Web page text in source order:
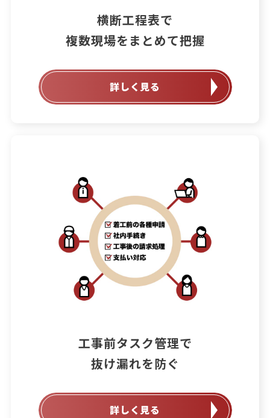
横断工程表で
詳しく見る
工事前タスク管理で
抜け漏れを防ぐ
詳しく見る